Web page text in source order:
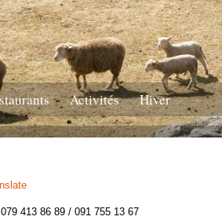
Activités Hiver
079 413 86 89 / 091 755 13 67